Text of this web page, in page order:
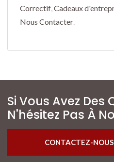
Correctif,Cadeaux
Nous Contacter.
Si Vous Avez Des
N'hésitez Pas À
CONTACTEZ-